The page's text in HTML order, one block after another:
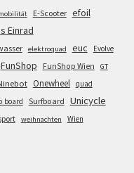
E-Scooter efoil
Einrad
elektroquad euc
Evolve
FunShop FunShop Wien GT
Onewheel quad
board Surfboard Unicycle
weihnachten
Wien